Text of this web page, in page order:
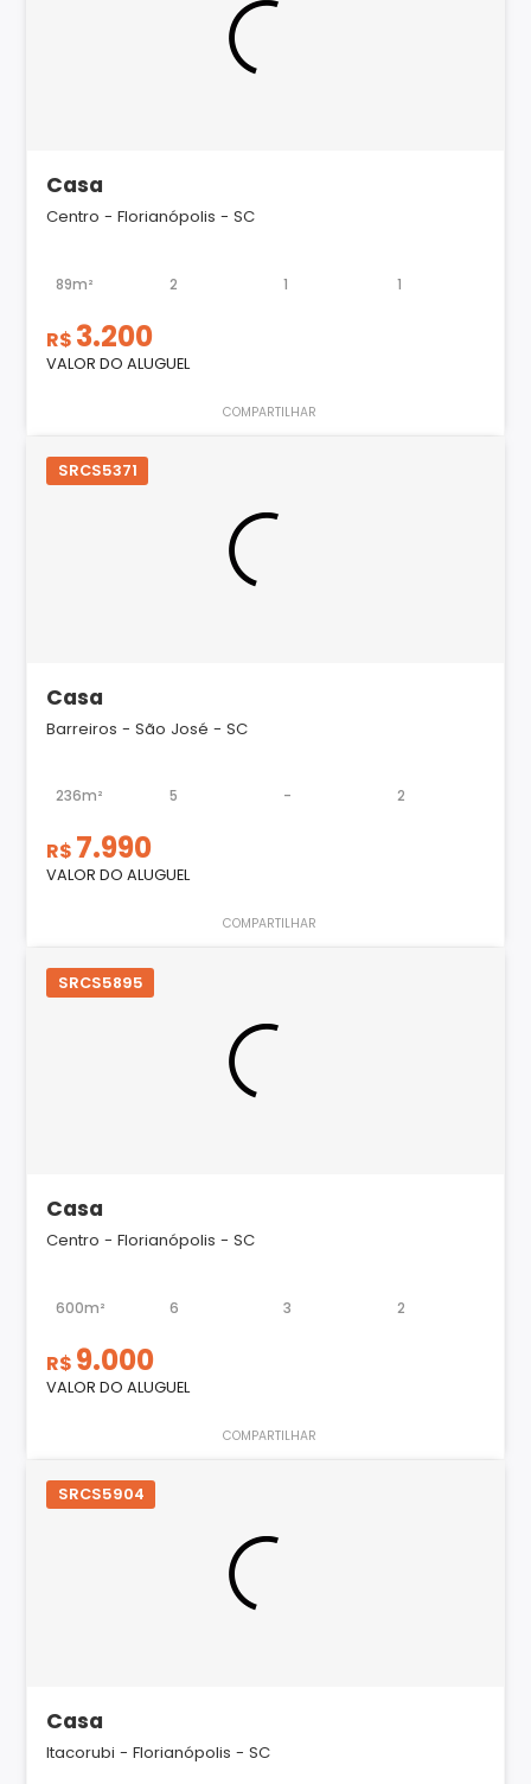
Casa
Centro - Florianópolis - SC
89m² 2 1 1
R$ 3.200
VALOR DO ALUGUEL
COMPARTILHAR
SRCS5371
Casa
Barreiros - São José - SC
236m² 5 - 2
R$ 7.990
VALOR DO ALUGUEL
COMPARTILHAR
SRCS5895
Casa
Centro - Florianópolis - SC
600m² 6 3 2
R$ 9.000
VALOR DO ALUGUEL
COMPARTILHAR
SRCS5904
Casa
Itacorubi - Florianópolis - SC